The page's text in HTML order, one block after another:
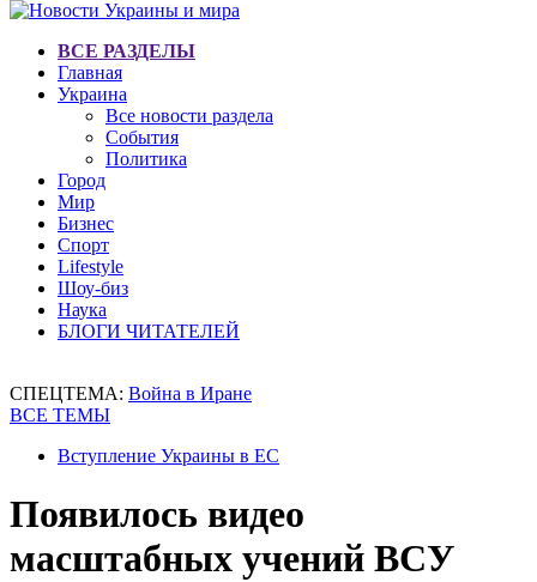
ВСЕ РАЗДЕЛЫ
Главная
Украина
Все новости раздела
События
Политика
Город
Мир
Бизнес
Спорт
Lifestyle
Шоу-биз
Наука
БЛОГИ ЧИТАТЕЛЕЙ
СПЕЦТЕМА: Война в Иране
ВСЕ ТЕМЫ
Вступление Украины в ЕС
Появилось видео
масштабных учений ВСУ